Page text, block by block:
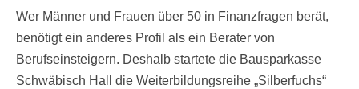
Wer Männer und Frauen über 50 in Finanzfragen berät,
benötigt ein anderes Profil als ein Berater von
Berufseinsteigern. Deshalb startete die Bausparkasse
Schwäbisch Hall die Weiterbildungsreihe „Silberfuchs“